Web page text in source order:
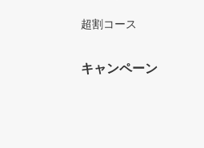
超割コース
キャンペーン